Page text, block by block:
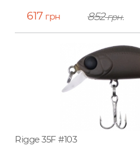
617 грн 852грн.
Rigge 35F #103